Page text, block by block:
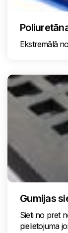
Ekstremālā
Gumijas
Sieti no pret
pielietojuma